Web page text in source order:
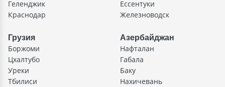
Геленджик
Краснодар
Ессентуки
Железноводск
Грузия
Боржоми
Цхалтубо
Уреки
Тбилиси
Азербайджан
Нафталан
Габала
Баку
Нахичевань